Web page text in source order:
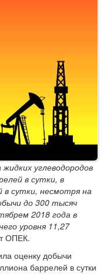
углеводородов
в сутки, в
в сутки, несмотря на
до 300 тысяч
2018 года в
уровня 11,27
ОПЕК.
оценку добычи
баррелей в сутки